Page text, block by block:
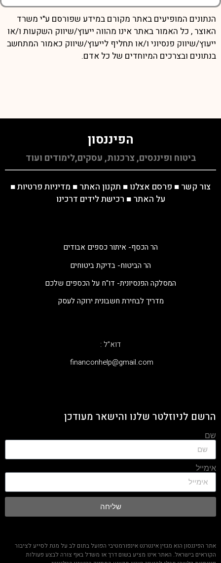
הנתונים המופיעים באתר מקורם במידע שפורסם ע"י משרד
האוצר , כל האמור באתר אינו מהווה ייעוץ/שיווק השקעות ו/או
ייעוץ/שיווק פנסיוני ו/או תחליף לייעוץ/שיווק כאמור המתחשב
בנתונים ובצרכים המיוחדים של כל אדם.
הפיננסון
ביטוח ופיננסים, צרכנות, עסקים,לימודים ועוד
צור קשר ■ פרסם אצלנו ■ תקנון האתר ■ מדיניות פרטיות■
על האתר ■ רכישת לידים דרכינו
הר הכסף- איתור כספים אבודים
הר הביטוח- בדיקת ביטוחים
המסלקה הפנסיונית- דו"ח על הכספים שלכם
מדריך לבחירת חשבונית ירוקה לעסק
דוא"ל :
‫financonhelp@gmail.com‬
הרשם לניוזלטר שלנו והישאר מעודכן
שם
אימייל
שליחה
אתר הפיננסון הוא מגזין אינטרנט אינפורמטיבי הפועל בתום לב על מנת לסייע לציבור
הקוראים בישראל. האתר אינו מציע בשום דרך או משדל באף צורה לבצע פעולות